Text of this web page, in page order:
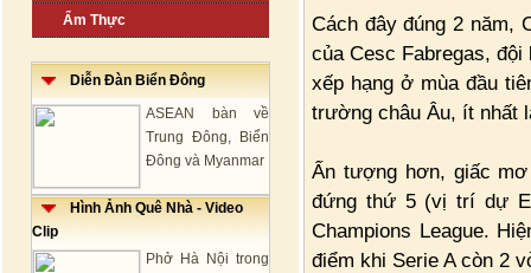
Ẩm Thực
Diễn Đàn Biển Đông
ASEAN bàn về
Trung Đông, Biển
Đông và Myanmar
Hình Ảnh Quê Nhà - Video
Clip
Phở Hà Nội trong
Cách đây đúng 2 năm,
của Cesc Fabregas,
xếp hạng ở mùa đầu
trường châu Âu, ít nhất
Ấn tượng hơn, giấc
đứng thứ 5 (vị trí dự
Champions League.
điểm khi Serie A còn 2